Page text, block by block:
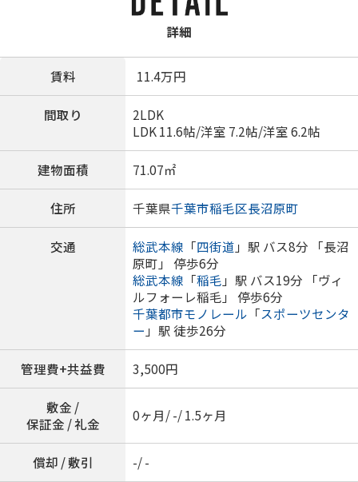
詳細
賃料 11.4万円
間取り
2LDK
LDK 11.6帖/洋室 7.2帖/洋室 6.2帖
建物面積 71.07㎡
住所 千葉県千葉市稲毛区長沼原町
交通 総武本線 「四街道 」駅 バス8分 「長沼
原町」 停歩6分
総武本線 「稲毛 」駅 バス19分 「ヴィ
ルフォーレ稲毛」 停歩6分
千葉都市モノレール 「スポーツセンタ
ー 」駅 徒歩26分
管理費+共益費 3,500円
敷金 /
保証金 / 礼金
0ヶ月/ -/ 1.5ヶ月
償却 / 敷引 -/ -